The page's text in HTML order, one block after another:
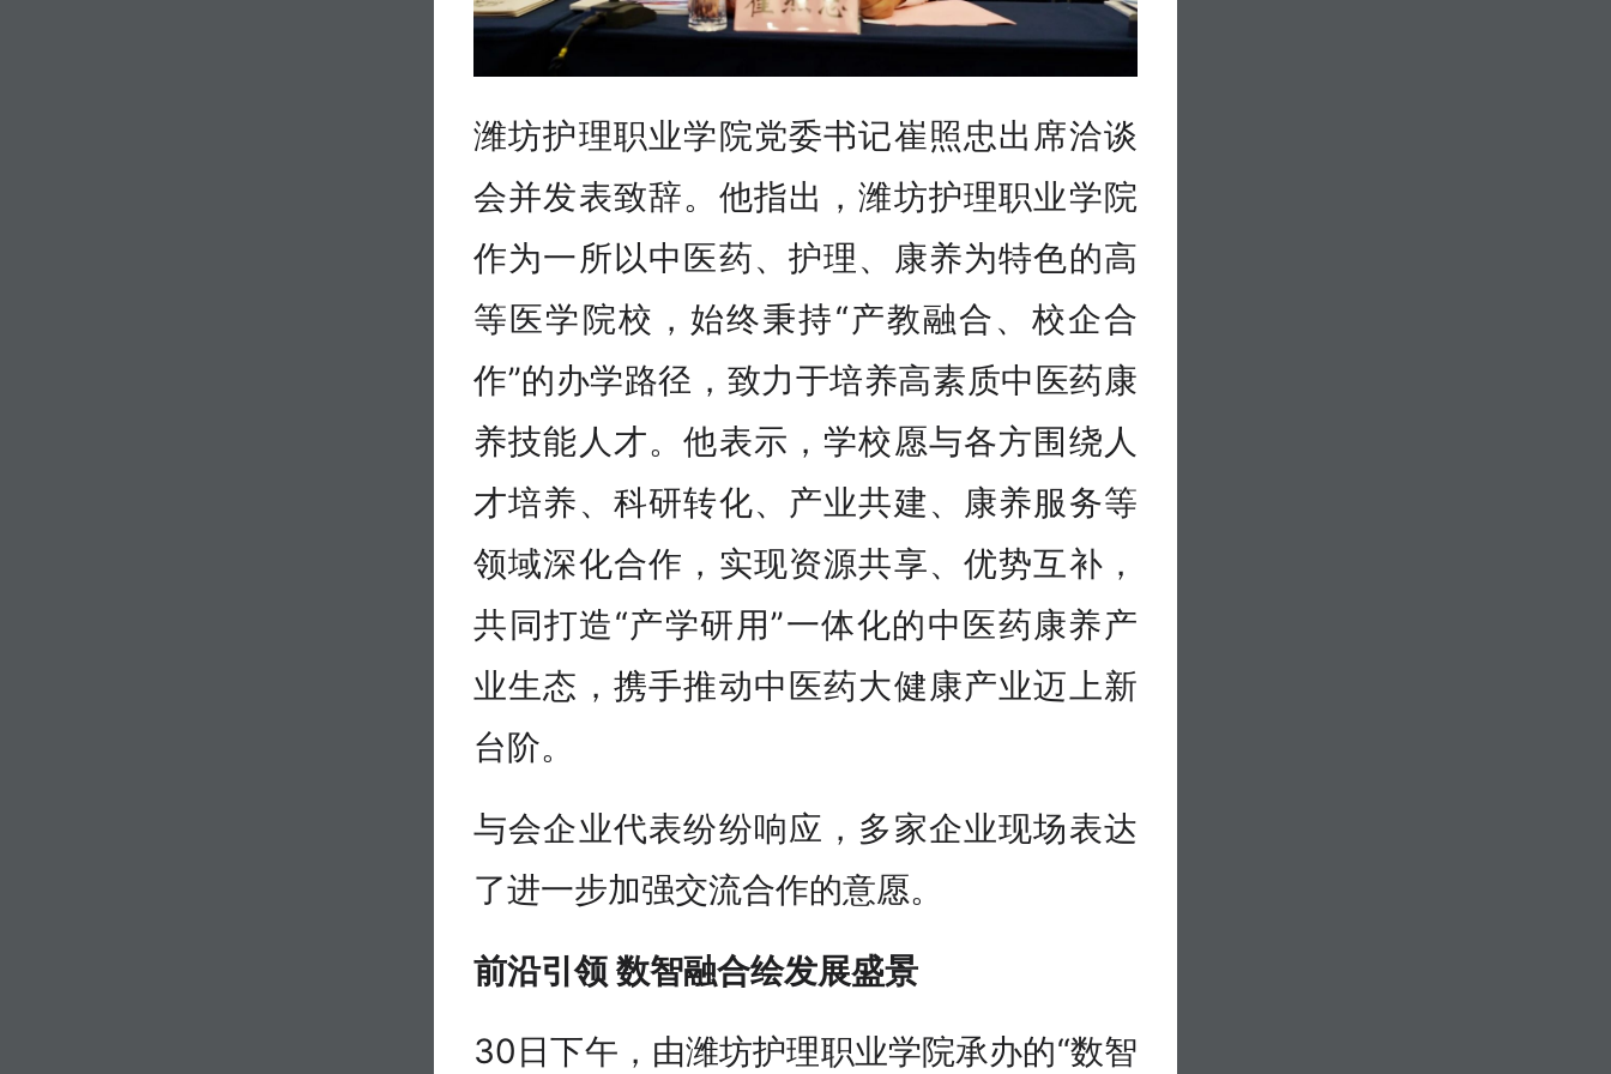
潍坊护理职业学院党委书记崔照忠出席洽谈
会并发表致辞。他指出，潍坊护理职业学院
作为一所以中医药、护理、康养为特色的高
等医学院校，始终秉持“产教融合、校企合
作”的办学路径，致力于培养高素质中医药康
养技能人才。他表示，学校愿与各方围绕人
才培养、科研转化、产业共建、康养服务等
领域深化合作，实现资源共享、优势互补，
共同打造“产学研用”一体化的中医药康养产
业生态，携手推动中医药大健康产业迈上新
台阶。
与会企业代表纷纷响应，多家企业现场表达
了进一步加强交流合作的意愿。
前沿引领 数智融合绘发展盛景
30日下午，由潍坊护理职业学院承办的“数智